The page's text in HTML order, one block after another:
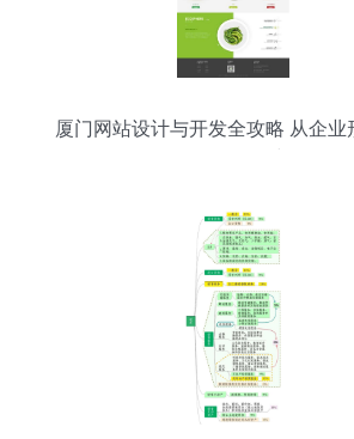
厦门网站设计与开发全攻略 从企业